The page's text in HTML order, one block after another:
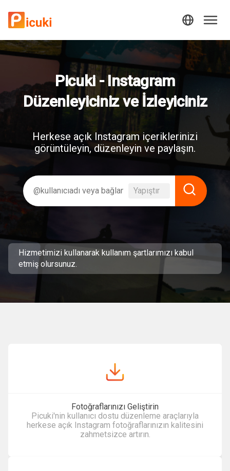
Picuki - Instagram
Düzenleyiciniz ve İzleyiciniz
Herkese açık Instagram içeriklerinizi
görüntüleyin, düzenleyin ve paylaşın.
Yapıştır
Hizmetimizi kullanarak kullanım şartlarımızı kabul
etmiş olursunuz.
Fotoğraflarınızı Geliştirin
Picuki'nin kullanıcı dostu düzenleme araçlarıyla
herkese açık Instagram fotoğraflarınızın kalitesini
zahmetsizce artırın.